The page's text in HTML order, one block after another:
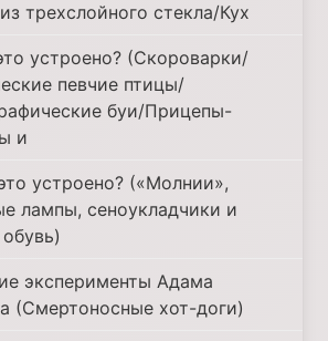
трехслойного стекла/Кух
устроено? (Скороварки/
певчие птицы/
буи/Прицепы-
и
устроено? («Молнии»,
лампы, сеноукладчики и
эксперименты Адама
(Смертоносные хот-доги)